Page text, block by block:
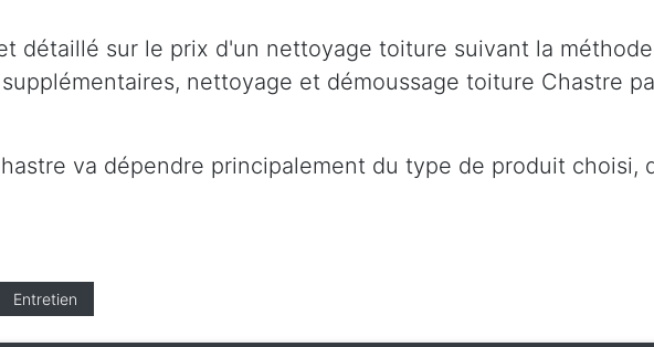
détaillé sur le prix d'un nettoyage toiture suivant la
nettoyage et démoussage toiture Chastre
va dépendre principalement du type de produit choisi,
Entretien